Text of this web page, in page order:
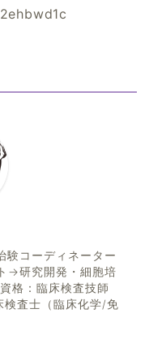
コーディネーター
→研究開発・細胞培
格：臨床検査技師
検査士（臨床化学/免